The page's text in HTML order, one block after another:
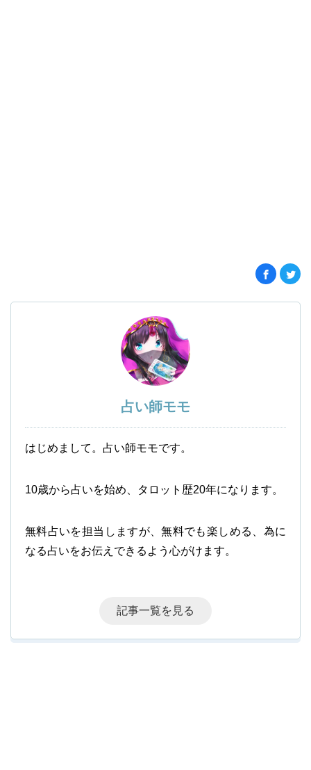
占い師モモ
はじめまして。占い師モモです。
10歳から占いを始め、タロット歴20年になります。
無料占いを担当しますが、無料でも楽しめる、為に
なる占いをお伝えできるよう心がけます。
記事一覧を見る